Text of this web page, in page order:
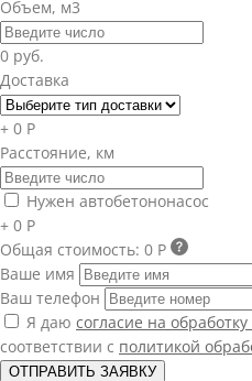
Объем, м3
0 руб.
Доставка
+ 0 Р
Расстояние, км
Нужен автобетононасос
+ 0 Р
Общая стоимость: 0 Р
Ваше имя
Ваш телефон
Я даю согласие на
соответствии с политикой
ОТПРАВИТЬ ЗАЯВКУ